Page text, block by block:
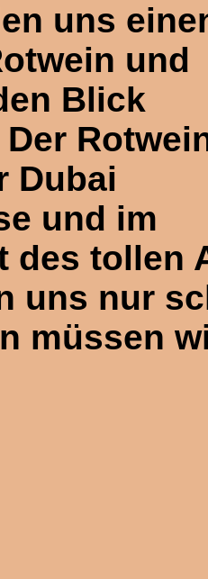
uns
und
Blick
Dubai
und im
des tollen
uns nur
müssen